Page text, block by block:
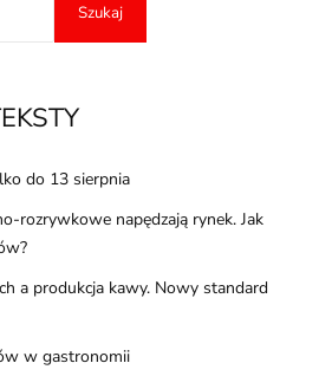
Szukaj
do 13 sierpnia
rozrywkowe napędzają rynek. Jak
a produkcja kawy. Nowy standard
w gastronomii